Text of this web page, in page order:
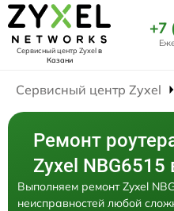
Сервисный центр Zyxelв
Казани
+7
Сервисный центр Zyxel
Ремонт
Zyxel NBG6515
Выполняем ремонт Zyxel
неисправностей любой